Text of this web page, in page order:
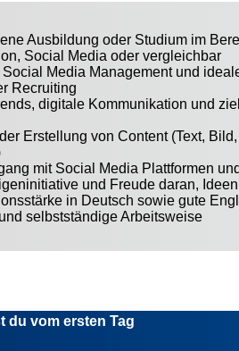
Ausbildung oder Studium im
Social Media oder vergleichbar
Social Media Management und
Recruiting
digitale Kommunikation und
Erstellung von Content (Text,
mit Social Media Plattformen
und Freude daran,
in Deutsch sowie gute
selbstständige Arbeitsweise
du vom ersten Tag